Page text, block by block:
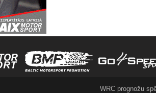
WRC prognožu